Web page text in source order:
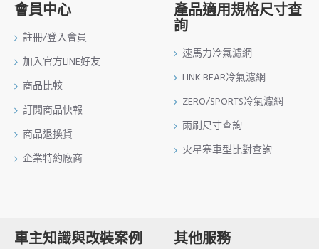
會員中心
註冊/登入會員
加入官方LINE好友
商品比較
訂閱商品快報
商品退換貨
企業特約廠商
產品適用規格尺寸查
詢
速馬力冷氣濾網
LINK BEAR冷氣濾網
ZERO/SPORTS冷氣濾網
雨刷尺寸查詢
火星塞車型比對查詢
車主知識與改裝案例 其他服務